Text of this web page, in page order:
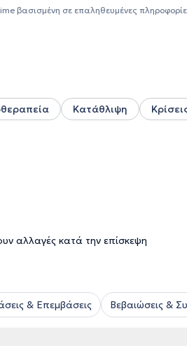
πανεπιστημιακά ιδρύματα όπως το
σε άτομα με προβλήματα όρασης
ενώ υπήρξε και Σύμβουλος
βασισμένη σε επαληθευμένες
Κατάθλιψη
αλλαγές κατά την επίσκεψη
& Επεμβάσεις Βεβαιώσεις &